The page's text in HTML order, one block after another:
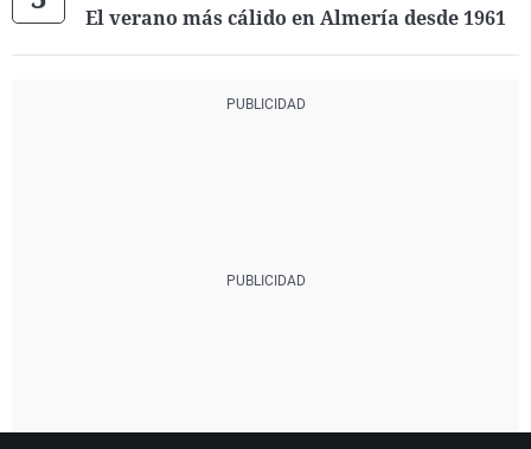
El verano más cálido en Almería desde 1961